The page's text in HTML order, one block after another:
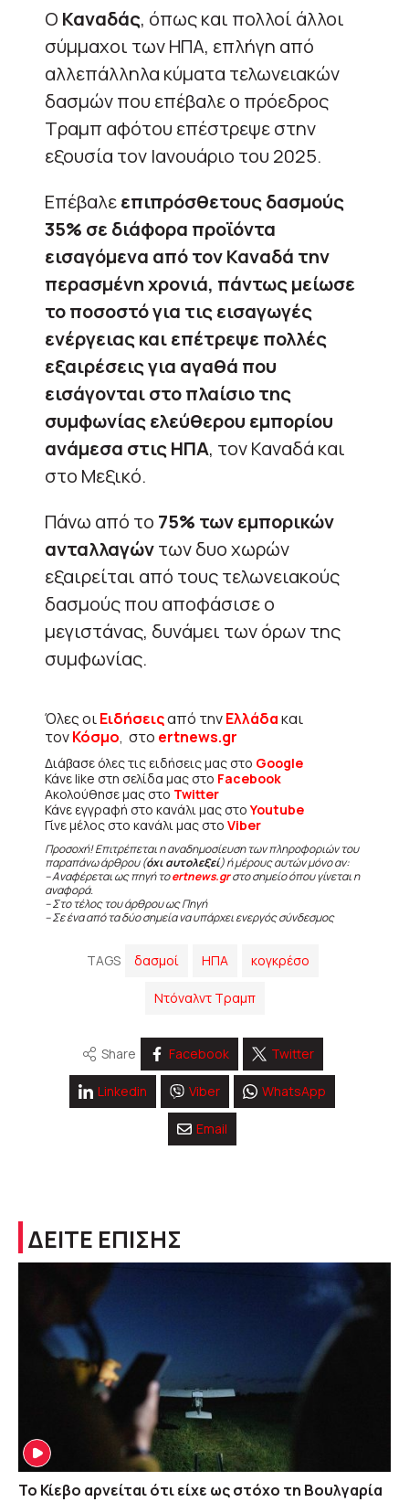
Ο Καναδάς, όπως και πολλοί άλλοι
σύμμαχοι των ΗΠΑ, επλήγη από
αλλεπάλληλα κύματα τελωνειακών
δασμών που επέβαλε ο πρόεδρος
Τραμπ αφότου επέστρεψε στην
εξουσία τον Ιανουάριο του 2025.
Επέβαλεεπιπρόσθετους δασμούς
35% σε διάφορα προϊόντα
εισαγόμενα από τον Καναδά την
περασμένη χρονιά, πάντως μείωσε
το ποσοστό για τις εισαγωγές
ενέργειας και επέτρεψε πολλές
εξαιρέσεις για αγαθά που
εισάγονται στο πλαίσιο της
συμφωνίας ελεύθερου εμπορίου
ανάμεσα στις ΗΠΑ, τον Καναδά και
στο Μεξικό.
Πάνω από το 75% των εμπορικών
ανταλλαγώντων δυο χωρών
εξαιρείται από τους τελωνειακούς
δασμούς που αποφάσισε ο
μεγιστάνας, δυνάμει των όρων της
συμφωνίας.
Όλες οιΕιδήσειςαπό τηνΕλλάδακαι
τονΚόσμο, στο ertnews.gr
Διάβασε όλες τις ειδήσεις μας στο Google
Κάνε like στη σελίδα μας στο Facebook
Ακολούθησε μας στο Twitter
Κάνε εγγραφή στο κανάλι μας στοYoutube
Γίνε μέλος στο κανάλι μας στο Viber
Προσοχή! Επιτρέπεται η αναδημοσίευση των πληροφοριών του
παραπάνω άρθρου (όχι αυτολεξεί) ή μέρους αυτών μόνο αν:
– Αναφέρεται ως πηγή τοertnews.grστο σημείο όπου γίνεται η
αναφορά.
– Στο τέλος του άρθρου ως Πηγή
– Σε ένα από τα δύο σημεία να υπάρχει ενεργός σύνδεσμος
TAGS δασμοί ΗΠΑ κογκρέσο
Ντόναλντ Τραμπ
Share Facebook Twitter
Linkedin Viber WhatsApp
Email
ΔΕΙΤΕ ΕΠΙΣΗΣ
Το Κίεβο αρνείται ότι είχε ως στόχο τη Βουλγαρία